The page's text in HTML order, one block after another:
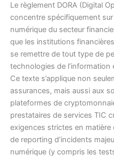
Le règlement DORA (Digital
concentre spécifiquement
numérique du secteur
que les institutions
se remettre de tout type de
technologies de
Ce texte s’applique non
assurances, mais aussi aux
plateformes de
prestataires de services TIC
exigences strictes en
de reporting d’incidents
numérique (y compris les